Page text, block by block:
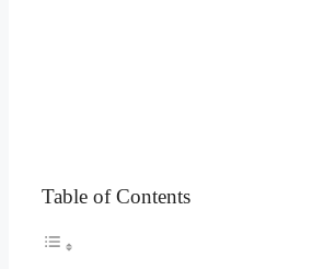
Table of Contents